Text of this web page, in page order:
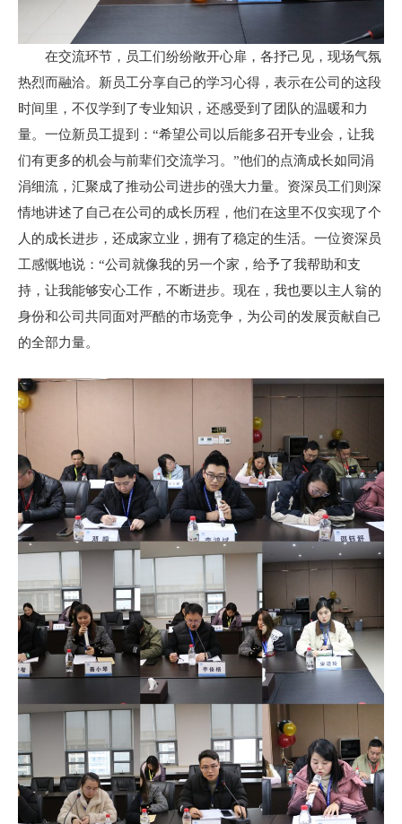
在交流环节，员工们纷纷敞开心扉，各抒己见，现场气氛
热烈而融洽。新员工分享自己的学习心得，表示在公司的这段
时间里，不仅学到了专业知识，还感受到了团队的温暖和力
量。一位新员工提到：“希望公司以后能多召开专业会，让我
们有更多的机会与前辈们交流学习。”他们的点滴成长如同涓
涓细流，汇聚成了推动公司进步的强大力量。资深员工们则深
情地讲述了自己在公司的成长历程，他们在这里不仅实现了个
人的成长进步，还成家立业，拥有了稳定的生活。一位资深员
工感慨地说：“公司就像我的另一个家，给予了我帮助和支
持，让我能够安心工作，不断进步。现在，我也要以主人翁的
身份和公司共同面对严酷的市场竞争，为公司的发展贡献自己
的全部力量。